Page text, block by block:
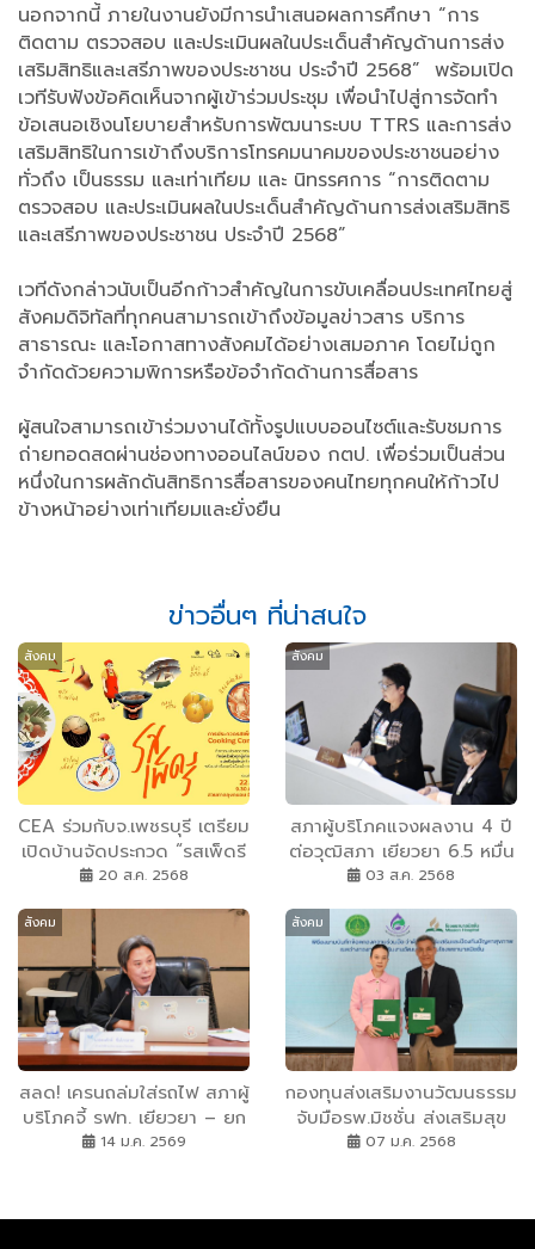
นอกจากนี้ ภายในงานยังมีการนำเสนอผลการศึกษา “การ
ติดตาม ตรวจสอบ และประเมินผลในประเด็นสำคัญด้านการส่ง
เสริมสิทธิและเสรีภาพของประชาชน ประจำปี 2568” พร้อมเปิด
เวทีรับฟังข้อคิดเห็นจากผู้เข้าร่วมประชุม เพื่อนำไปสู่การจัดทำ
ข้อเสนอเชิงนโยบายสำหรับการพัฒนาระบบ TTRS และการส่ง
เสริมสิทธิในการเข้าถึงบริการโทรคมนาคมของประชาชนอย่าง
ทั่วถึง เป็นธรรม และเท่าเทียม และ นิทรรศการ “การติดตาม
ตรวจสอบ และประเมินผลในประเด็นสำคัญด้านการส่งเสริมสิทธิ
และเสรีภาพของประชาชน ประจำปี 2568”
เวทีดังกล่าวนับเป็นอีกก้าวสำคัญในการขับเคลื่อนประเทศไทยสู่
สังคมดิจิทัลที่ทุกคนสามารถเข้าถึงข้อมูลข่าวสาร บริการ
สาธารณะ และโอกาสทางสังคมได้อย่างเสมอภาค โดยไม่ถูก
จำกัดด้วยความพิการหรือข้อจำกัดด้านการสื่อสาร
ผู้สนใจสามารถเข้าร่วมงานได้ทั้งรูปแบบออนไซต์และรับชมการ
ถ่ายทอดสดผ่านช่องทางออนไลน์ของ กตป. เพื่อร่วมเป็นส่วน
หนึ่งในการผลักดันสิทธิการสื่อสารของคนไทยทุกคนให้ก้าวไป
ข้างหน้าอย่างเท่าเทียมและยั่งยืน
ข่าวอื่นๆ ที่น่าสนใจ
สังคม
CEA ร่วมกับจ.เพชรบุรี เตรียม
เปิดบ้านจัดประกวด “รสเพ็ดรี
ประจำบ้าน” จับคู่ “แม่ครัวหัว
รสมือคนเมืองเพชรมุมใหม่
20 ส.ค. 2568
สังคม
สภาผู้บริโภคแจงผลงาน 4 ปี
ต่อวุฒิสภา เยียวยา 6.5 หมื่น
คน มูลค่า 633 ล้านบาท
03 ส.ค. 2568
สังคม
สลด! เครนถล่มใส่รถไฟ สภาผู้
บริโภคจี้ รฟท. เยียวยา – ยก
ระดับความปลอดภัย สภาผู้
ใส่รถไฟ พร้อมทบทวน
14 ม.ค. 2569
สังคม
กองทุนส่งเสริมงานวัฒนธรรม
จับมือรพ.มิชชั่น ส่งเสริมสุข
ภาพศิลปินแห่งชาติ ร่วมลง
และป้องกันปัญหาสุขภาพ
07 ม.ค. 2568